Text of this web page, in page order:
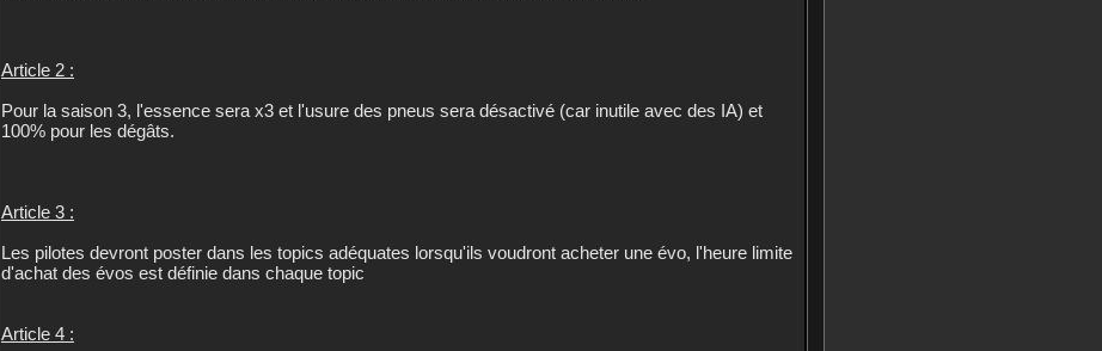
Article 2 :
Pour la saison 3, l'essence sera x3 et l'usure des pneus sera désactivé (car inutile avec des IA) et
100% pour les dégâts.
Article 3 :
Les pilotes devront poster dans les topics adéquates lorsqu'ils voudront acheter une évo, l'heure limite
d'achat des évos est définie dans chaque topic
Article 4 :